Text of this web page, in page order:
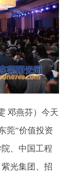
邓燕芬）今天
莞”价值投资
、中国工程
光集团、招